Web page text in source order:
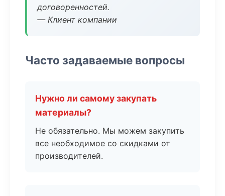
договоренностей.
— Клиент компании
Часто задаваемые вопросы
Нужно ли самому закупать
материалы?
Не обязательно. Мы можем закупить
все необходимое со скидками от
производителей.